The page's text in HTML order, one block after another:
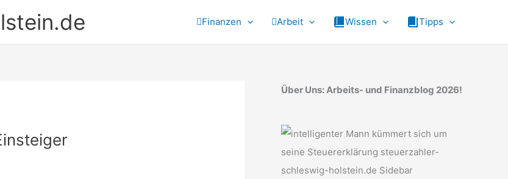
Finanzen Arbeit Wissen Tipps
Über Uns: Arbeits- und Finanzblog 2026!